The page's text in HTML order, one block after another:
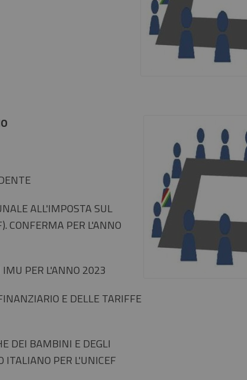
ALL'IMPOSTA SUL
CONFERMA PER L'ANNO
PER L'ANNO 2023
E DELLE TARIFFE
DEI BAMBINI E DEGLI
ITALIANO PER L'UNICEF